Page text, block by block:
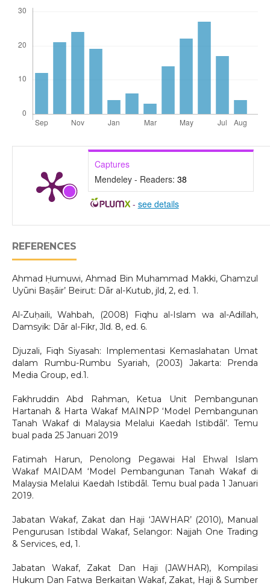
Captures
Mendeley - Readers: 38
- see details
REFERENCES
Ahmad Ḥumuwi, Ahmad Bin Muhammad Makki, Ghamzul
Uyūni Baṣāir’ Beirut: Dār al-Kutub, jld, 2, ed. 1.
Al-Zuḥaili, Wahbah, (2008) Fiqhu al-Islam wa al-Adillah,
Damsyik: Dār al-Fikr, Jld. 8, ed. 6.
Djuzali, Fiqh Siyasah: Implementasi Kemaslahatan Umat
dalam Rumbu-Rumbu Syariah, (2003) Jakarta: Prenda
Media Group, ed.1.
Fakhruddin Abd Rahman, Ketua Unit Pembangunan
Hartanah & Harta Wakaf MAINPP ‘Model Pembangunan
Tanah Wakaf di Malaysia Melalui Kaedah Istibdāl’. Temu
bual pada 25 Januari 2019
Fatimah Harun, Penolong Pegawai Hal Ehwal Islam
Wakaf MAIDAM ‘Model Pembangunan Tanah Wakaf di
Malaysia Melalui Kaedah Istibdāl. Temu bual pada 1 Januari
2019.
Jabatan Wakaf, Zakat dan Haji ‘JAWHAR’ (2010), Manual
Pengurusan Istibdal Wakaf, Selangor: Najjah One Trading
& Services, ed, 1.
Jabatan Wakaf, Zakat Dan Haji (JAWHAR), Kompilasi
Hukum Dan Fatwa Berkaitan Wakaf, Zakat, Haji & Sumber